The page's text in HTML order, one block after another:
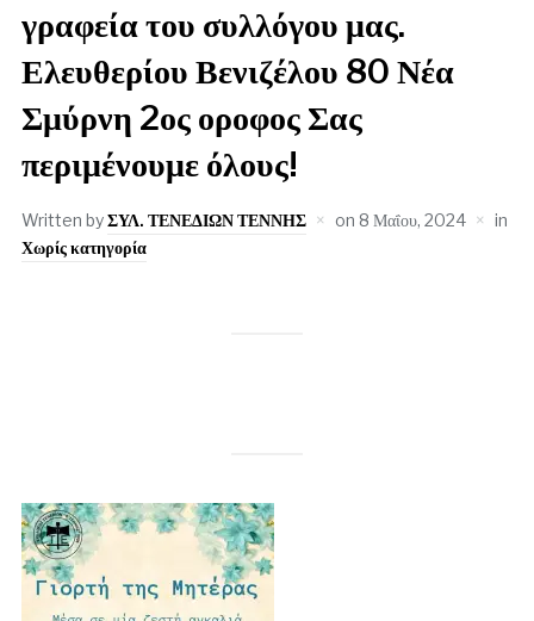
γραφεία του συλλόγου μας.
Ελευθερίου Βενιζέλου 80 Νέα
Σμύρνη 2ος οροφος Σας
περιμένουμε όλους!
Written byΣΥΛ. ΤΕΝΕΔΙΩΝ ΤΕΝΝΗΣ on 8 Μαΐου, 2024
in
Χωρίς κατηγορία